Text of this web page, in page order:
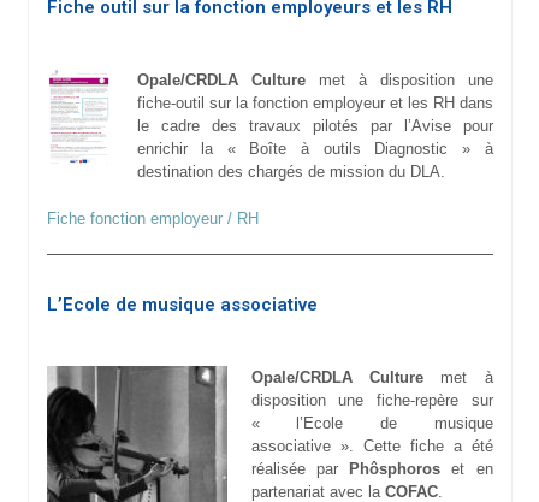
Fiche outil sur la fonction employeurs et les RH
Opale/CRDLA Culturemet à disposition une
fiche-outil sur la fonction employeur et les RH dans
le cadre des travaux pilotés par l’Avise pour
enrichir la « Boîte à outils Diagnostic » à
destination des chargés de mission du DLA.
Fiche fonction employeur / RH
L’Ecole de musique associative
Opale/CRDLA Culturemet à
disposition une fiche-repère sur
« l’Ecole de musique
associative ». Cette fiche a été
réalisée par
Phôsphoros et en
partenariat avec la COFAC.